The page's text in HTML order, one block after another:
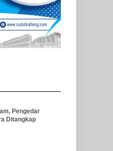
Pengedar
Ditangkap